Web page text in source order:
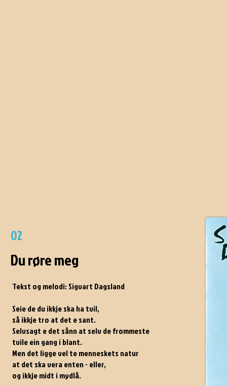
02
Du røre meg
Tekst og melodi: Sigvart Dagsland
Seie de du ikkje ska ha tvil,
så ikkje tro at det e sant.
Selvsagt e det sånn at selv de frommeste
tvile ein gang i blant.
Men det ligge vel te menneskets natur
at det ska vera enten - eller,
og ikkje midt i mydlå.